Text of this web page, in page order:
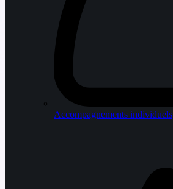
Accompagnements individuels